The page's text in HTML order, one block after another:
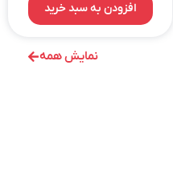
نمایش همه
افزودن به سبد خرید